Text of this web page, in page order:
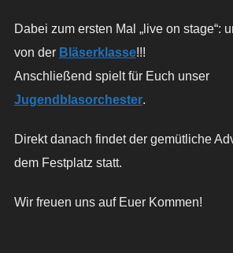
Dabei zum ersten Mal „live on stage“:
von der Bläserklasse!!!
Anschließend spielt für Euch unser
Jugendblasorchester.
Direkt danach findet der gemütliche
dem Festplatz statt.
Wir freuen uns auf Euer Kommen!